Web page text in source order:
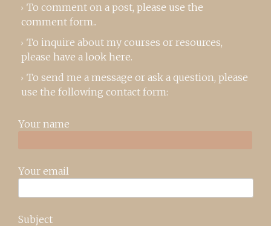
To comment on a post, please use the
comment form..
To inquire about my courses or resources,
please have a look here.
To send me a message or ask a question, please
use the following contact form:
Your name
Your email
Subject